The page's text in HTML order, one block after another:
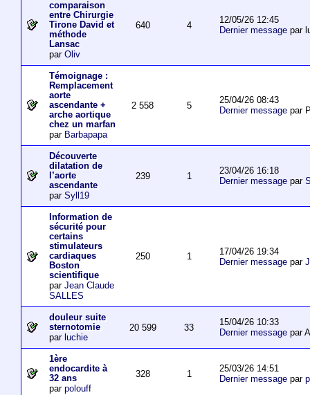
comparaison
entre Chirurgie
Tirone David et
méthode
Lansac
par Oliv
640 4
12/05/26 12:45
Dernier messagepar
Témoignage :
Remplacement
aorte
ascendante +
arche aortique
chez un marfan
par Barbapapa
2 558 5
25/04/26 08:43
Dernier messagepar
Découverte
dilatation de
l’aorte
ascendante
par Syll19
239 1
23/04/26 16:18
Dernier messagepar
Information de
sécurité pour
certains
stimulateurs
cardiaques
Boston
scientifique
par Jean Claude
SALLES
250 1
17/04/26 19:34
Dernier messagepar
douleur suite
sternotomie
par luchie
20 599 33
15/04/26 10:33
Dernier messagepar
1ère
endocardite à
32 ans
par polouff
328 1
25/03/26 14:51
Dernier messagepar